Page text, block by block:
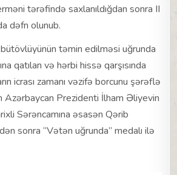
tərəfində saxlanıldığdan sonra II
dəfn olunub.
təmin edilməsi uğrunda
qatılan və hərbi hissə qarşısında
icrası zamanı vəzifə borcunu şərəflə
Azərbaycan Prezidenti İlham Əliyevin
Sərəncamına əsasən Qərib
sonra “Vətən uğrunda” medalı ilə